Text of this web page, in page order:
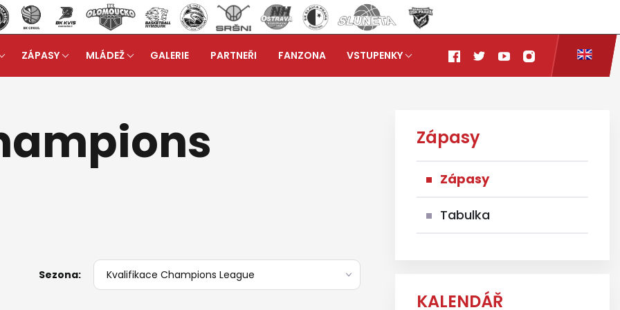
ZÁPASY MLÁDEŽ GALERIE PARTNEŘI FANZONA
VSTUPENKY
Sezona:
Zápasy
Zápasy
Tabulka
KALENDÁŘ